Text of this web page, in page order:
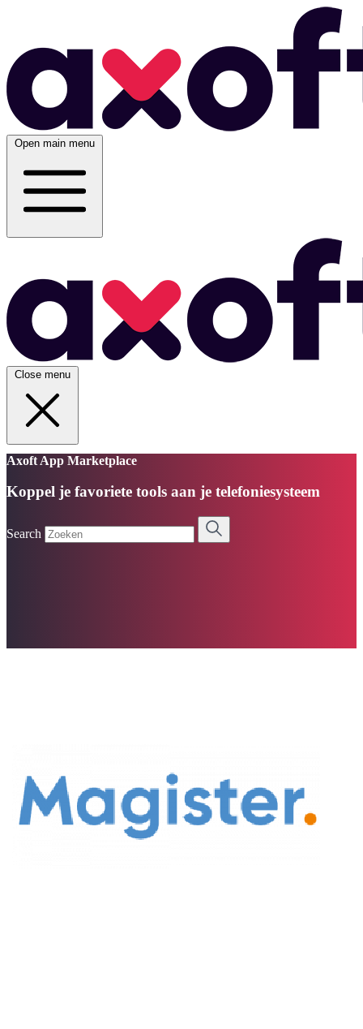
Open main menu
Close menu
Axoft App Marketplace
Koppel je favoriete tools aan je telefoniesysteem
Search